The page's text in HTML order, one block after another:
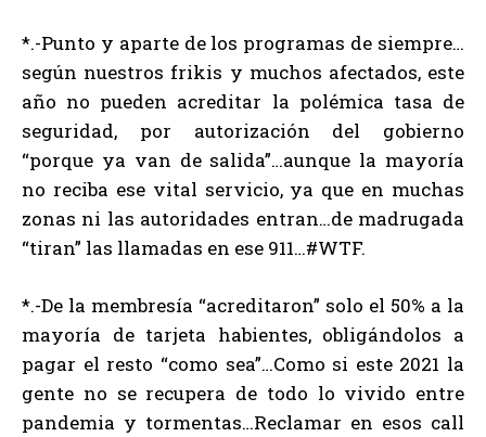
*.-Punto y aparte de los programas de siempre…
según nuestros frikis y muchos afectados, este
año no pueden acreditar la polémica tasa de
seguridad, por autorización del gobierno
“porque ya van de salida”…aunque la mayoría
no reciba ese vital servicio, ya que en muchas
zonas ni las autoridades entran…de madrugada
“tiran” las llamadas en ese 911…#WTF.
*.-De la membresía “acreditaron” solo el 50% a la
mayoría de tarjeta habientes, obligándolos a
pagar el resto “como sea”…Como si este 2021 la
gente no se recupera de todo lo vivido entre
pandemia y tormentas…Reclamar en esos call